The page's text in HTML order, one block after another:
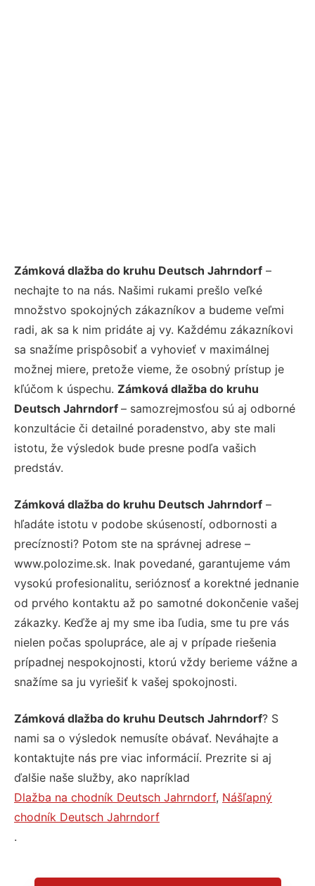
Zámková dlažba do kruhu Deutsch Jahrndorf –
nechajte to na nás. Našimi rukami prešlo veľké
množstvo spokojných zákazníkov a budeme veľmi
radi, ak sa k nim pridáte aj vy. Každému zákazníkovi
sa snažíme prispôsobiť a vyhovieť v maximálnej
možnej miere, pretože vieme, že osobný prístup je
kľúčom k úspechu. Zámková dlažba do kruhu
Deutsch Jahrndorf – samozrejmosťou sú aj odborné
konzultácie či detailné poradenstvo, aby ste mali
istotu, že výsledok bude presne podľa vašich
predstáv.
Zámková dlažba do kruhu Deutsch Jahrndorf –
hľadáte istotu v podobe skúseností, odbornosti a
precíznosti? Potom ste na správnej adrese –
www.polozime.sk. Inak povedané, garantujeme vám
vysokú profesionalitu, serióznosť a korektné jednanie
od prvého kontaktu až po samotné dokončenie vašej
zákazky. Keďže aj my sme iba ľudia, sme tu pre vás
nielen počas spolupráce, ale aj v prípade riešenia
prípadnej nespokojnosti, ktorú vždy berieme vážne a
snažíme sa ju vyriešiť k vašej spokojnosti.
Zámková dlažba do kruhu Deutsch Jahrndorf? S
nami sa o výsledok nemusíte obávať. Neváhajte a
kontaktujte nás pre viac informácií. Prezrite si aj
ďalšie naše služby, ako napríklad
Dlažba na chodník Deutsch Jahrndorf, Nášľapný
chodník Deutsch Jahrndorf
.